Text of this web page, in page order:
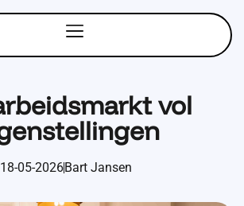
vol
18-05-2026Bart Jansen